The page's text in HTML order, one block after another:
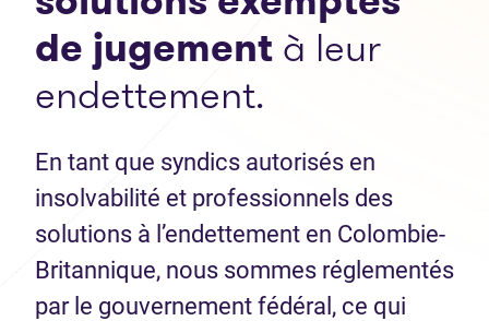
de jugementà leur
endettement.
En tant que syndics autorisés en
insolvabilité et professionnels des
solutions à l’endettement en Colombie-
Britannique, nous sommes réglementés
par le gouvernement fédéral, ce qui